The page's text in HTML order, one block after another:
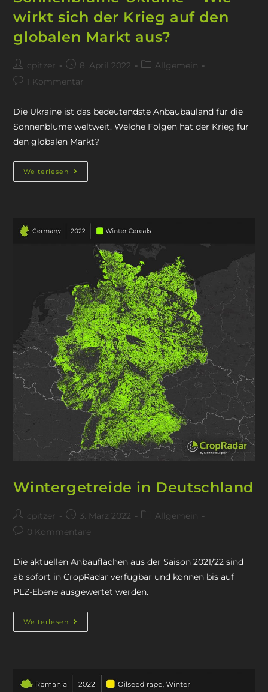
wirkt sich der Krieg auf den
globalen Markt aus?
cpitzer 8. April 2022
Allgemein
1 Kommentar
Die Ukraine ist das bedeutendste Anbaubauland für die
Sonnenblume weltweit. Welche Folgen hat der Krieg für
den globalen Markt?
Weiterlesen
Wintergetreide in Deutschland
cpitzer 3. März 2022
Allgemein
0 Kommentare
Die aktuellen Anbauflächen aus der Saison 2021/22 sind
ab sofort in CropRadar verfügbar und können bis auf
PLZ-Ebene ausgewertet werden.
Weiterlesen